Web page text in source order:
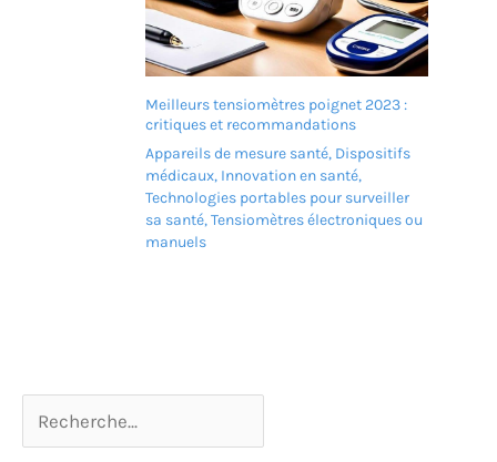
automatiquement. Si vous
vous endormez pendant
l'utilisation, il s'éteint
de 30 minutes,
garantissant votre
sécurité et votre bien-être.
Il vous suffit de le
rallumer pour le réutiliser.
(Appuyez longuement
pendant 3 secondes pour
Meilleurs tensiomètres poignet 2023 :
critiques et recommandations
Appareils de mesure santé, Dispositifs
médicaux, Innovation en santé,
Technologies portables pour surveiller
sa santé,Tensiomètres électroniques ou
manuels